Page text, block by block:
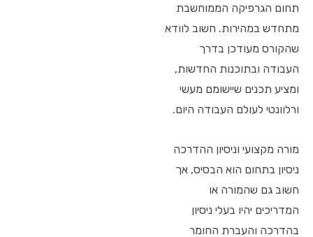
תחום הגרפיקה הממוחשבת
מתחדש במהירות. חשוב לוודא
שהקורס מעודכן בדרך
העבודה ובתוכנות החדשות,
ומציע תכנים שיישומם מעשי
ורלוונטי לעולם העבודה היום.
מורה מקצועי וניסיון ההדרכה
ניסיון בתחום הוא הבסיס, אך
חשוב גם שהמורה או
המדריכים יהיו בעלי ניסיון
בהדרכה והעברת החומר